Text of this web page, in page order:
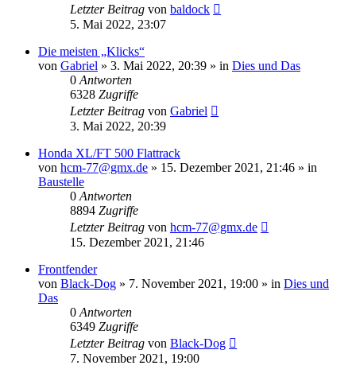
Letzter Beitrag von baldock
5. Mai 2022, 23:07
Die meisten „Klicks“
von Gabriel » 3. Mai 2022, 20:39 » in Dies und Das
0 Antworten
6328 Zugriffe
Letzter Beitrag von Gabriel
3. Mai 2022, 20:39
Honda XL/FT 500 Flattrack
von hcm-77@gmx.de » 15. Dezember 2021, 21:46 » in
Baustelle
0 Antworten
8894 Zugriffe
Letzter Beitrag von hcm-77@gmx.de
15. Dezember 2021, 21:46
Frontfender
von Black-Dog » 7. November 2021, 19:00 » in Dies und
Das
0 Antworten
6349 Zugriffe
Letzter Beitrag von Black-Dog
7. November 2021, 19:00